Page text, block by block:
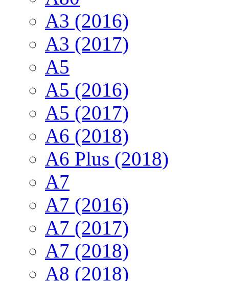
A3 (2016)
A3 (2017)
A5
A5 (2016)
A5 (2017)
A6 (2018)
A6 Plus (2018)
A7
A7 (2016)
A7 (2017)
A7 (2018)
A8 (2018)